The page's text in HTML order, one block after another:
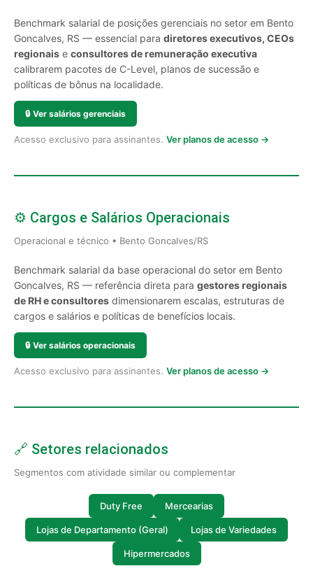
Benchmark salarial de posições gerenciais no setor em Bento
Goncalves, RS — essencial para diretores executivos, CEOs
regionais e consultores de remuneração executiva
calibrarem pacotes de C-Level, planos de sucessão e
políticas de bônus na localidade.
🔒 Ver salários gerenciais
Acesso exclusivo para assinantes. Ver planos de acesso →
⚙️ Cargos e Salários Operacionais
Operacional e técnico • Bento Goncalves/RS
Benchmark salarial da base operacional do setor em Bento
Goncalves, RS — referência direta para gestores regionais
de RH e consultores dimensionarem escalas, estruturas de
cargos e salários e políticas de benefícios locais.
🔒 Ver salários operacionais
Acesso exclusivo para assinantes. Ver planos de acesso →
🔗 Setores relacionados
Segmentos com atividade similar ou complementar
Duty Free Mercearias
Lojas de Departamento (Geral) Lojas de Variedades
Hipermercados